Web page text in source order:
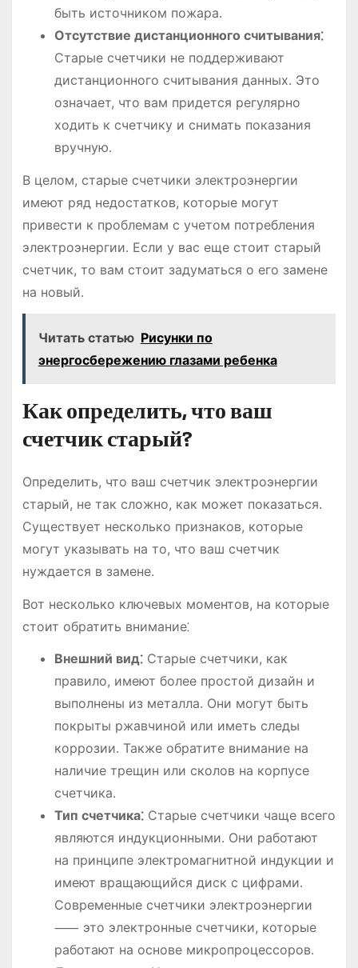
быть источником пожара․
Отсутствие дистанционного считывания⁚
Старые счетчики не поддерживают
дистанционного считывания данных․ Это
означает, что вам придется регулярно
ходить к счетчику и снимать показания
вручную․
В целом, старые счетчики электроэнергии
имеют ряд недостатков, которые могут
привести к проблемам с учетом потребления
электроэнергии․ Если у вас еще стоит старый
счетчик, то вам стоит задуматься о его замене
на новый․
Читать статью Рисунки по
энергосбережению глазами ребенка
Как определить, что ваш
счетчик старый?
Определить, что ваш счетчик электроэнергии
старый, не так сложно, как может показаться․
Существует несколько признаков, которые
могут указывать на то, что ваш счетчик
нуждается в замене․
Вот несколько ключевых моментов, на которые
стоит обратить внимание⁚
Внешний вид⁚Старые счетчики, как
правило, имеют более простой дизайн и
выполнены из металла․ Они могут быть
покрыты ржавчиной или иметь следы
коррозии․ Также обратите внимание на
наличие трещин или сколов на корпусе
счетчика․
Тип счетчика⁚Старые счетчики чаще всего
являются индукционными․ Они работают
на принципе электромагнитной индукции и
имеют вращающийся диск с цифрами․
Современные счетчики электроэнергии
⸺ это электронные счетчики, которые
работают на основе микропроцессоров․